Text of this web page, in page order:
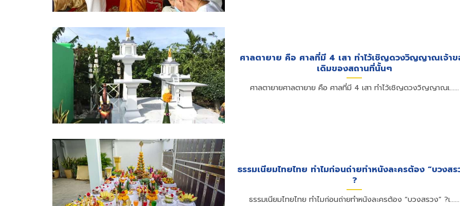
ศาลตายาย คือ ศาลที่มี 4 เสา ทำไว้เชิญดวงวิญญาณเจ้า
เดิมของสถานที่นั้นๆ
ศาลตายายศาลตายาย คือ ศาลที่มี 4 เสา ทำไว้เชิญดวงวิญญาณเ......
ธรรมเนียมไทยไทย ทำไมก่อนถ่ายทำหนังละครต้อง “บวงสร
?
ธรรมเนียมไทยไทย ทำไมก่อนถ่ายทำหนังละครต้อง “บวงสรวง” ?เ......